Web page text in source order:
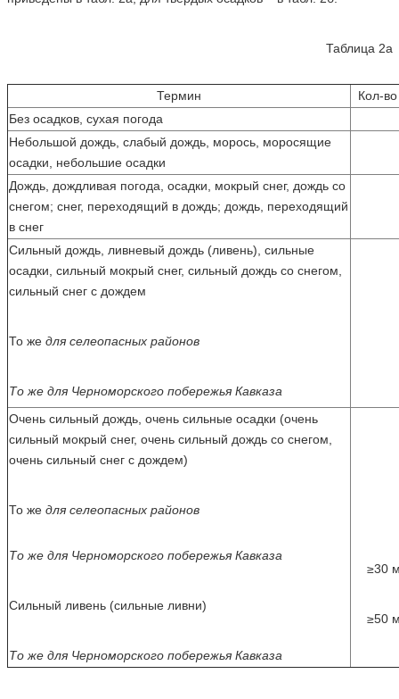
Таблица 2а
Термин
Кол-
Без осадков, сухая погода
Небольшой дождь, слабый дождь, морось, моросящие
осадки, небольшие осадки
Дождь, дождливая погода, осадки, мокрый снег, дождь со
снегом; снег, переходящий в дождь; дождь, переходящий
в снег
Сильный дождь, ливневый дождь (ливень), сильные
осадки, сильный мокрый снег, сильный дождь со снегом,
сильный снег с дождем
То же для селеопасных районов
То же для Черноморского побережья Кавказа
Очень сильный дождь, очень сильные осадки (очень
сильный мокрый снег, очень сильный дождь со снегом,
очень сильный снег с дождем)
То же для селеопасных районов
То же для Черноморского побережья Кавказа
Сильный ливень (сильные ливни)
То же для Черноморского побережья Кавказа
≥30
≥50